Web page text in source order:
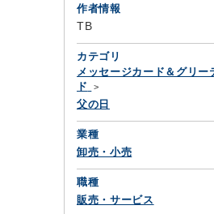
作者情報
TB
カテゴリ
メッセージカード＆グリー
ド
父の日
業種
卸売・小売
職種
販売・サービス